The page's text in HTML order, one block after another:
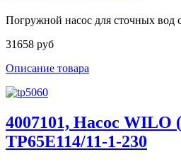
Погружной насос для сточных вод
31658 руб
Описание товара
4007101, Насос WILO
TP65E114/11-1-230